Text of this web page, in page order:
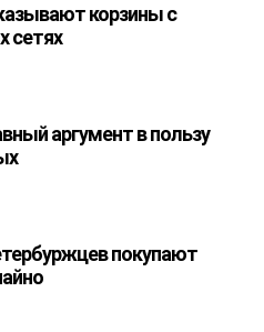
корзины с
сетях
аргумент в пользу
покупают